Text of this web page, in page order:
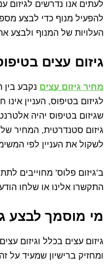
לעתים אנו נדרשים
להפעיל מנוף כדי לבצע
העלויות של המנוף ולבצע
גיזום עצים
מחיר גיזום עצים נקבע בין
לגיזום בטיפוס, העניין
שגיזום בטיפוס יהיה
גיזום סטנדרטית, המחיר של
לשקול את העניין לפי
ב’גיזום פלוס’ מחוייבים
התקשרו אלינו או שלחו
מי מוסמך לבצע
גיזום עצים בכלל וגיזום
ומחזיק ברישיון שמעיד על